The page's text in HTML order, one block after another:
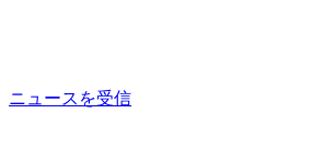
ニュースを受信